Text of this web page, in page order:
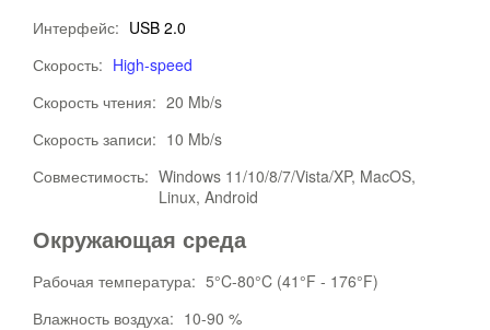
Интерфейс: USB 2.0
Скорость: High-speed
Скорость чтения: 20 Mb/s
Скорость записи: 10 Mb/s
Совместимость: Windows 11/10/8/7/Vista/XP, MacOS,
Linux, Android
Окружающая среда
Рабочая температура: 5°C-80°C (41°F - 176°F)
Влажность воздуха: 10-90 %